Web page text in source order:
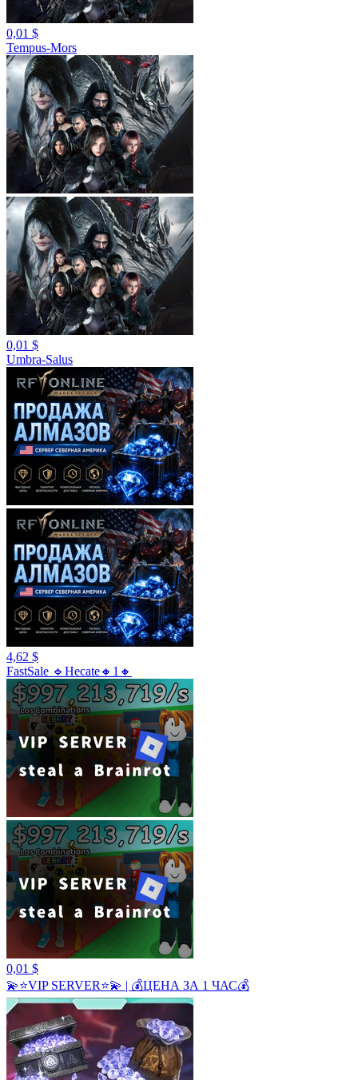
0,01 $
Tempus-Mors
0,01 $
Umbra-Salus
4,62 $
FastSale 🔹Hecate🔸1🔸
0,01 $
💫⭐️VIP SERVER⭐️💫 | 💰ЦЕНА ЗА 1 ЧАС💰